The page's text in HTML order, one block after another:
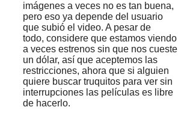
imágenes a veces no es tan buena,
pero eso ya depende del usuario
que subió el video. A pesar de
todo, considere que estamos viendo
a veces estrenos sin que nos cueste
un dólar, así que aceptemos las
restricciones, ahora que si alguien
quiere buscar truquitos para ver sin
interrupciones las películas es libre
de hacerlo.